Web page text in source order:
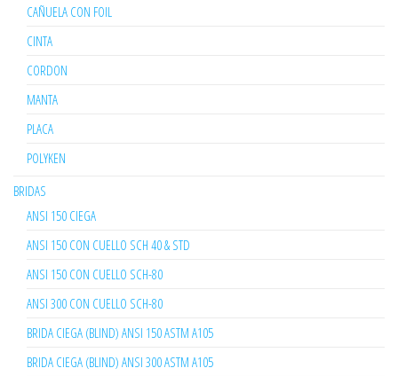
CAÑUELA CON FOIL
CINTA
CORDON
MANTA
PLACA
POLYKEN
BRIDAS
ANSI 150 CIEGA
ANSI 150 CON CUELLO SCH 40 & STD
ANSI 150 CON CUELLO SCH-80
ANSI 300 CON CUELLO SCH-80
BRIDA CIEGA (BLIND) ANSI 150 ASTM A105
BRIDA CIEGA (BLIND) ANSI 300 ASTM A105